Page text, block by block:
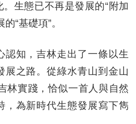
生態已不再是發展的“附加
“基礎項”。
知，吉林走出了一條以生
展之路。從綠水青山到金山
林實踐，恰似一首人與自然
，為新時代生態發展寫下雋